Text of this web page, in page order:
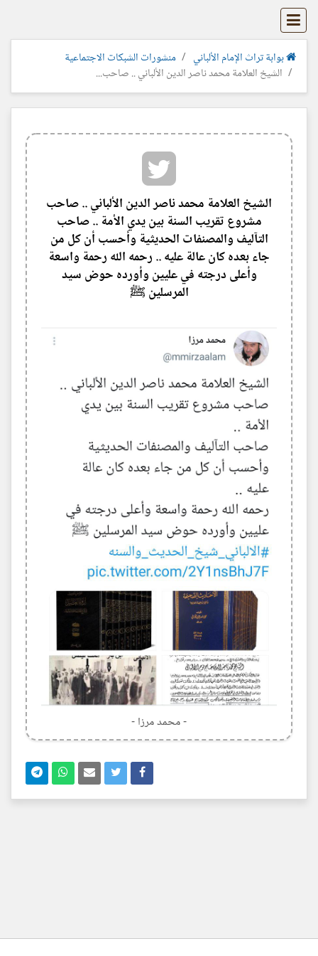
بوابة تراث الإمام الألباني
منشورات الشبكات الاجتماعية
‏الشيخ العلامة محمد ناصر الدين الألباني .. صاحب...
‏الشيخ العلامة محمد ناصر الدين الألباني .. صاحب
مشروع تقريب السنة بين يدي الأمة .. صاحب
التآليف والمصنفات الحديثية وأحسب أن كل من
جاء بعده كان عالة عليه .. رحمه الله رحمة واسعة
وأعلى درجته في عليين وأورده حوض سيد
المرسلين ﷺ
- محمد مرزا -